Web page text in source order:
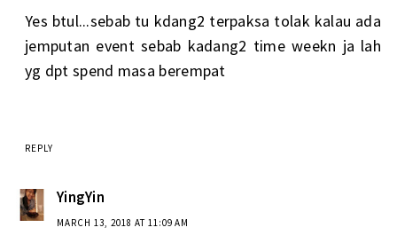
Yes btul...sebab tu kdang2 terpaksa tolak kalau ada
jemputan event sebab kadang2 time weekn ja lah
yg dpt spend masa berempat
REPLY
YingYin
MARCH 13, 2018 AT 11:09 AM